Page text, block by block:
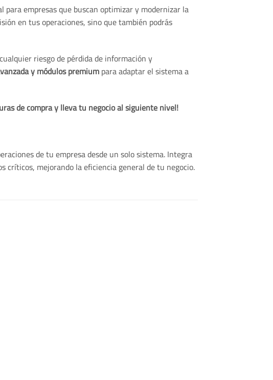
empresas que buscan optimizar y modernizar la
en tus operaciones, sino que también podrás
riesgo de pérdida de información y
y módulos premiumpara adaptar el sistema a
de compra y lleva tu negocio al siguiente nivel!
de tu empresa desde un solo sistema. Integra
críticos, mejorando la eficiencia general de tu negocio.